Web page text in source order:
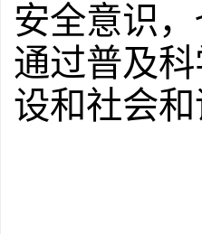
安全意识
通过普及
设和社会